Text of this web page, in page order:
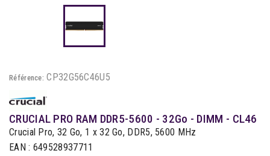
Référence: CP32G56C46U5
CRUCIAL PRO RAM DDR5-5600 - 32Go - DIMM - CL46
Crucial Pro, 32 Go, 1 x 32 Go, DDR5, 5600 MHz
EAN : 649528937711